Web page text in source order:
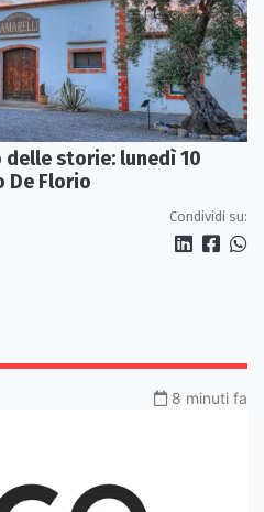
delle storie: lunedì 10
De Florio
Condividi su:
8 minuti fa